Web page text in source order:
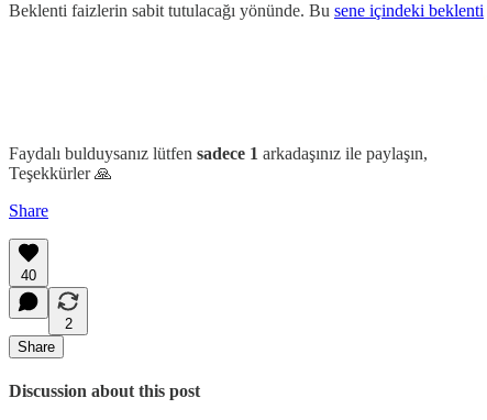
Beklenti faizlerin sabit tutulacağı yönünde. Bu sene içindeki beklenti
Faydalı bulduysanız lütfen sadece 1 arkadaşınız ile paylaşın,
Teşekkürler 🙏
Share
40
2
Share
Discussion about this post